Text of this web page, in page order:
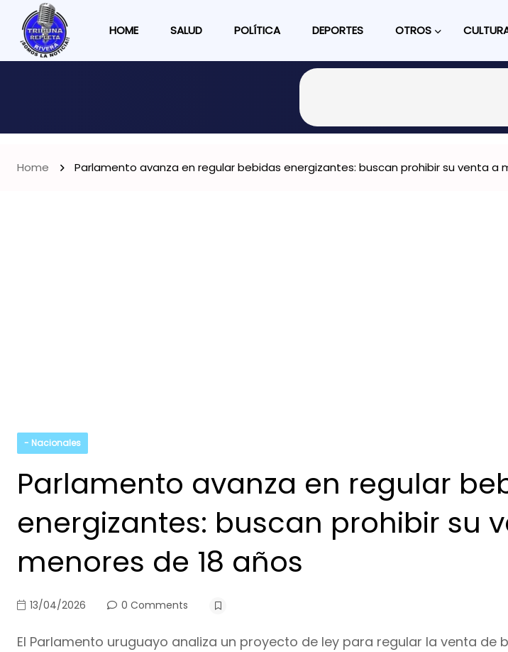
HOME SALUD POLÍTICA DEPORTES OTROS
Home Parlamento avanza en regular bebidas energizantes: buscan prohibir su venta a
- Nacionales
Parlamento avanza en regular
energizantes: buscan prohibir su
menores de 18 años
13/04/2026 0 Comments
El Parlamento uruguayo analiza un proyecto de ley para regular la venta de